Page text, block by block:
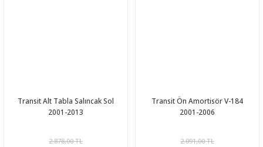
Transit Alt Tabla Salıncak Sol
2001-2013
2.878,00 TL
Transit Ön Amortisör V-184
2001-2006
2.091,00 TL